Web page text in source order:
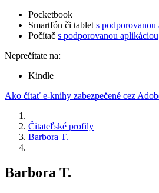
Pocketbook
Smartfón či tablet s podporovanou
Počítač s podporovanou aplikáciou
Neprečítate na:
Kindle
Ako čítať e-knihy zabezpečené cez
Čitateľské profily
Barbora T.
Barbora T.